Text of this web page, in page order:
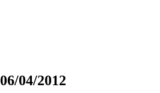
06/04/2012